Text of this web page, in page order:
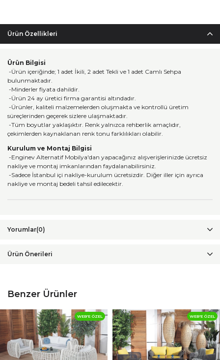
Ürün Özellikleri
Ürün Bilgisi
-Ürün içeriğinde; 1 adet İkili, 2 adet Tekli ve 1 adet Camlı Sehpa
bulunmaktadır.
-Minderler fiyata dahildir.
-Ürün 24 ay üretici firma garantisi altındadır.
-Ürünler, kaliteli malzemelerden oluşmakta ve kontrollü üretim
süreçlerinden geçerek sizlere ulaşmaktadır.
-Tüm boyutlar yaklaşıktır. Renk yalnızca rehberlik amaçlıdır,
çekimlerden kaynaklanan renk tonu farklılıkları olabilir.
Kurulum ve Montaj Bilgisi
-Enginev Alternatif Mobilya'dan yapacağınız alışverişlerinizde ücretsiz
nakliye ve montaj imkanlarından faydalanabilirsiniz.
-Sadece İstanbul içi nakliye-kurulum ücretsizdir. Diğer iller için ayrıca
nakliye ve montaj bedeli tahsil edilecektir.
Yorumlar(0)
Ürün Önerileri
Benzer Ürünler
WEB'E ÖZEL WEB'E ÖZEL